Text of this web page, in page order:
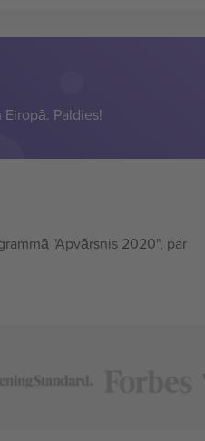
Paldies!
"Apvārsnis 2020", par